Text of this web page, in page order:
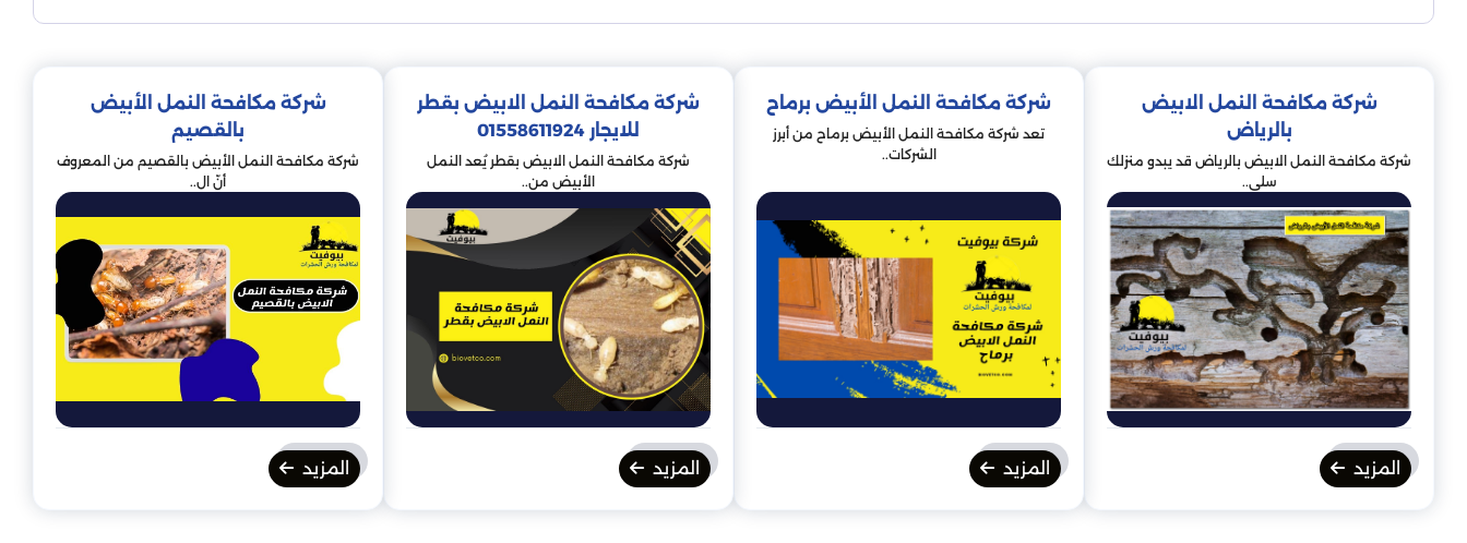
شركة مكافحة النمل الابيض
بالرياض
شركة مكافحة النمل الابيض بالرياض قد يبدو منزلك
سلي..
المزيد
شركة مكافحة النمل الأبيض برماح
تعد شركة مكافحة النمل الأبيض برماح من أبرز
الشركات..
المزيد
شركة مكافحة النمل الابيض بقطر
للايجار 01558611924
شركة مكافحة النمل الابيض بقطر يُعد النمل
الأبيض من..
المزيد
شركة مكافحة النمل الأبيض
بالقصيم
شركة مكافحة النمل الأبيض بالقصيم من المعروف
أنّ ال..
المزيد